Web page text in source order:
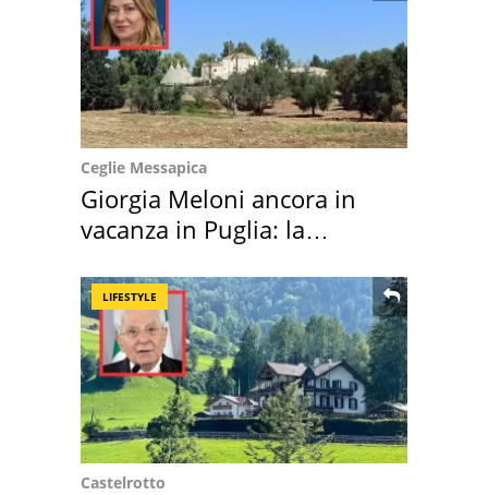
Ceglie Messapica
Giorgia Meloni ancora in
vacanza in Puglia: la
LIFESTYLE
Castelrotto